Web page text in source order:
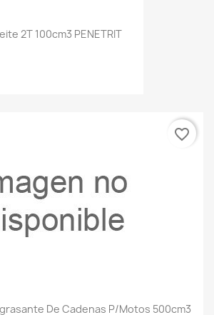
2T 100cm3 PENETRIT
De Cadenas P/Motos 500cm3
favorite_border